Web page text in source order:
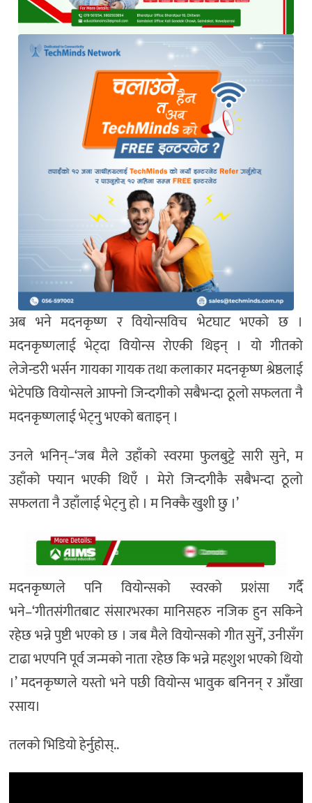
अब भने मदनकृष्ण र वियोन्सविच भेटघाट भएको छ ।
मदनकृष्णलाई भेट्दा वियोन्स रोएकी थिइन् । यो गीतको
लेजेन्डरी भर्सन गायका गायक तथा कलाकार मदनकृष्ण श्रेष्ठलाई
भेटेपछि वियोन्सले आफ्नो जिन्दगीको सबैभन्दा ठूलो सफलता नै
मदनकृष्णलाई भेट्नु भएको बताइन् ।
उनले भनिन्–‘जब मैले उहाँको स्वरमा फुलबुट्टे सारी सुने, म
उहाँको फ्यान भएकी थिएँ । मेरो जिन्दगीकै सबैभन्दा ठूलो
सफलता नै उहाँलाई भेट्नु हो । म निक्कै खुशी छु ।’
मदनकृष्णले पनि वियोन्सको स्वरको प्रशंसा गर्दै
भने–‘गीतसंगीतबाट संसारभरका मानिसहरु नजिक हुन सकिने
रहेछ भन्ने पुष्टी भएको छ । जब मैले वियोन्सको गीत सुनेँ, उनीसँग
टाढा भएपनि पूर्व जन्मको नाता रहेछ कि भन्ने महशुश भएको थियो
।’ मदनकृष्णले यस्तो भने पछी वियोन्स भावुक बनिनन् र आँखा
रसाय।
तलको भिडियो हेर्नुहोस्..